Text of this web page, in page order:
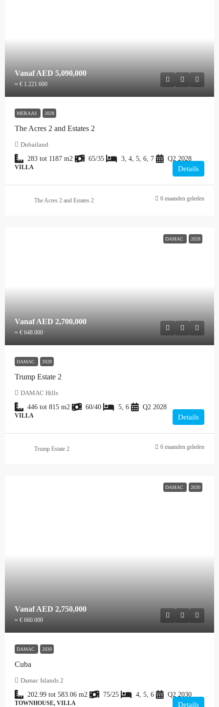
VanafAED 5,090,000
≈ € 1.221.600
MERAAS 2028
The Acres 2 and Estates 2
Dubailand
283 tot 1187 m2 65/35 3, 4, 5, 6, 7 Q2 2028
VILLA Details
The Acres 2 and Estates 2 6 maanden geleden
DAMAC 2028
VanafAED 2,700,000
≈ € 648.000
DAMAC 2028
Trump Estate 2
DAMAC Hills
446 tot 815 m2 60/40 5, 6 Q2 2028
VILLA Details
Trump Estate 2 6 maanden geleden
DAMAC 2030
VanafAED 2,750,000
≈ € 660.000
DAMAC 2030
Cuba
Damac Islands 2
202.99 tot 583.06 m2 75/25 4, 5, 6 Q2 2030
TOWNHOUSE, VILLA Details